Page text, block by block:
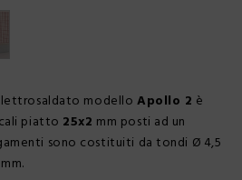
modello Apollo 2 è
piatto 25x2 mm posti ad un
sono costituiti da tondi Ø 4,5
mm.